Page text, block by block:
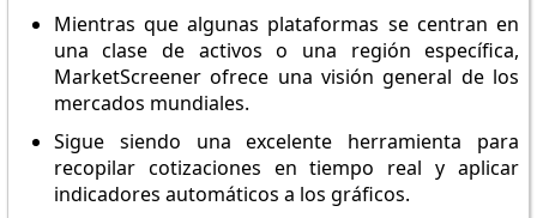
Mientras que algunas plataformas se centran en
una clase de activos o una región específica,
MarketScreener ofrece una visión general de los
mercados mundiales.
Sigue siendo una excelente herramienta para
recopilar cotizaciones en tiempo real y aplicar
indicadores automáticos a los gráficos.